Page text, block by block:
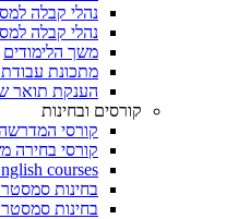
נהלי קבלה
נהלי קבלה
משך הלימודים
מתכונת
הענקת תואר
קורסים ובחינות
קורסי
קורסי בחירה
courses
בחינות
בחינות